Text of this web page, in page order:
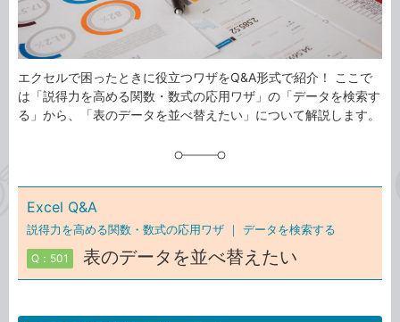
エクセルで困ったときに役立つワザをQ&A形式で紹介！ ここで
は「説得力を高める関数・数式の応用ワザ」の「データを検索す
る」から、「表のデータを並べ替えたい」について解説します。
Excel Q&A
説得力を高める関数・数式の応用ワザ ｜ データを検索する
Q：501 表のデータを並べ替えたい